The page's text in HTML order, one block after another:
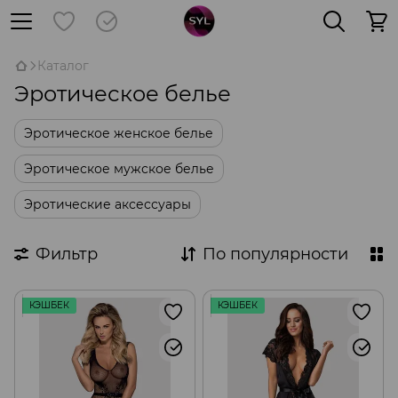
Каталог
Эротическое белье
Эротическое женское белье
Эротическое мужское белье
Эротические аксессуары
Фильтр По популярности
КЭШБЕК КЭШБЕК